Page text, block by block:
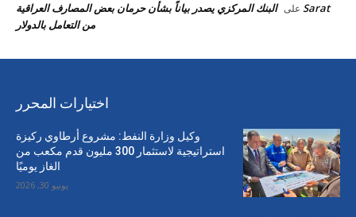
Sarat على البنك المركزي يصدر بياناً بشأن حرمان بعض المصارف العراقية
من التعامل بالدولار
اختيارات المحرر
وكيل وزارة النفط: مشروع أرطاوي ركيزة
استراتيجية لاستثمار 300 مليون قدم مكعب من
الغاز يوميًا
يونيو 30, 2026